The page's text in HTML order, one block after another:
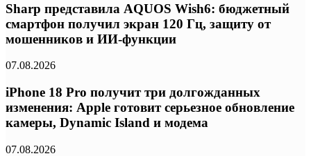
Sharp представила AQUOS Wish6: бюджетный
смартфон получил экран 120 Гц, защиту от
мошенников и ИИ-функции
07.08.2026
iPhone 18 Pro получит три долгожданных
изменения: Apple готовит серьезное обновление
камеры, Dynamic Island и модема
07.08.2026